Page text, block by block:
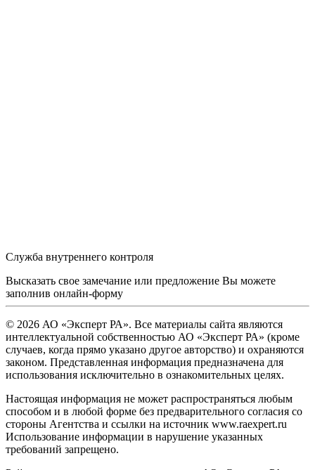
Служба внутреннего контроля
Высказать свое замечание или предложение Вы можете
заполнив онлайн-форму
© 2026 АО «Эксперт РА». Все материалы сайта являются
интеллектуальной собственностью АО «Эксперт РА» (кроме
случаев, когда прямо указано другое авторство) и охраняются
законом. Представленная информация предназначена для
использования исключительно в ознакомительных целях.
Настоящая информация не может распространяться любым
способом и в любой форме без предварительного согласия со
стороны Агентства и ссылки на источник www.raexpert.ru
Использование информации в нарушение указанных
требований запрещено.